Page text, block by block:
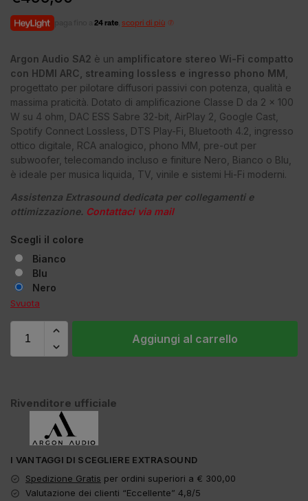
24 rate scopri di più
Argon Audio SA2 è un amplificatore stereo Wi-Fi compatto
con HDMI ARC, streaming lossless e ingresso phono MM
progettato per pilotare diffusori passivi con potenza, qualità e
massima praticità. Dotato di amplificazione Classe D da 2 x 100
W su 4 ohm, DAC ESS Sabre 32-bit, AirPlay 2, Google Cast,
Spotify Connect Lossless, DTS Play-Fi, Bluetooth 4.2, ingresso
ottico digitale, RCA analogico, phono MM, pre-out per
subwoofer, telecomando incluso e finiture Nero, Bianco o Blu,
è ideale per musica liquida, TV, vinile e sistemi Hi-Fi moderni.
Assistenza Extrasound dedicata per collegamenti e
ottimizzazione. Contattaci via mail
Scegli il colore
Bianco
Blu
Nero
Svuota
Aggiungi al carrello
Rivenditore ufficiale
I VANTAGGI DI SCEGLIERE EXTRASOUND
Spedizione Gratis per ordini superiori a € 300,00
Valutazione dei clienti “Eccellente” 4,8/5